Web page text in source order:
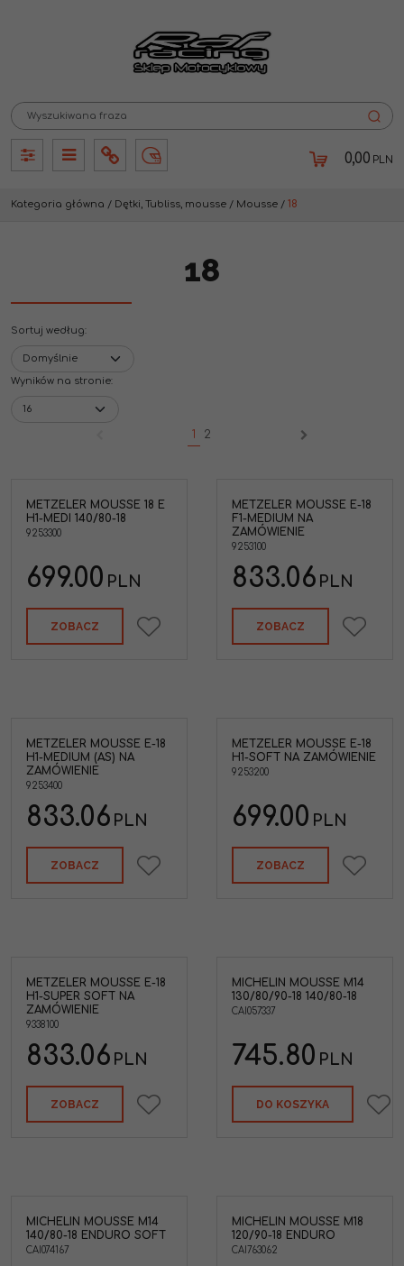
PanelPanelInfo Lang 0,00 PLN
Kategoria główna / Dętki, Tubliss, mousse / Mousse / 18
18
Sortuj według:
Wyników na stronie:
1 2
METZELER MOUSSE 18 E
H1-MEDI 140/80-18
9253300
699.00 PLN
ZOBACZ
METZELER MOUSSE E-18
F1-MEDIUM NA
ZAMÓWIENIE
9253100
833.06 PLN
ZOBACZ
METZELER MOUSSE E-18
H1-MEDIUM (AS) NA
ZAMÓWIENIE
9253400
833.06 PLN
ZOBACZ
METZELER MOUSSE E-18
H1-SOFT NA ZAMÓWIENIE
9253200
699.00 PLN
ZOBACZ
METZELER MOUSSE E-18
H1-SUPER SOFT NA
ZAMÓWIENIE
9338100
833.06 PLN
ZOBACZ
MICHELIN MOUSSE M14
130/80/90-18 140/80-18
CAI057337
745.80 PLN
DO KOSZYKA
MICHELIN MOUSSE M14
140/80-18 ENDURO SOFT
CAI074167
MICHELIN MOUSSE M18
120/90-18 ENDURO
CAI763062